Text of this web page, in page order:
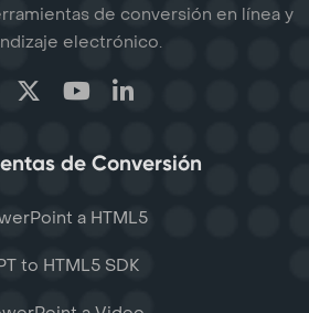
de conversión en línea y
electrónico.
de Conversión
a HTML5
to HTML5 SDK